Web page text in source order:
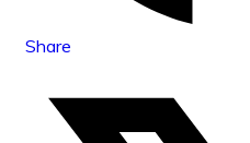
Share